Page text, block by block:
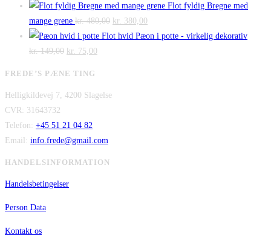
var:
er:
oprindelige
pris
var:
kr. 2.995,00.
aktuelle
pris
er:
Flot fyldig Bregne med
mange grene kr.480,00 Den
oprindelige
kr. 380,00
aktuelle
Flot hvid Pæon i potte - virkelig dekorativ
kr.149,00 Den
var:
kr. 75,00
er:
FREDE’S PÆNE TING
Helligkildevej 7, 4200 Slagelse
CVR: 31643732
Telefon: +45 51 21 04 82
Email: info.frede@gmail.com
HANDELSINFORMATION
Handelsbetingelser
Person Data
Kontakt os